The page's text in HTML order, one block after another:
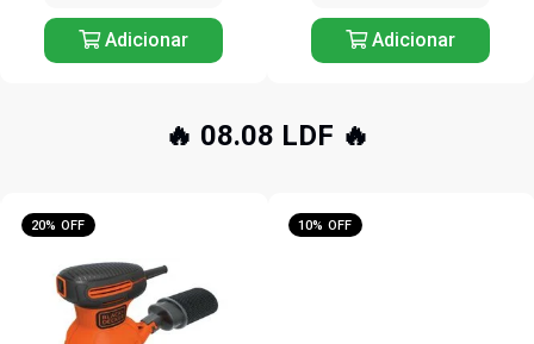
Adicionar Adicionar
🔥 08.08 LDF 🔥
20% OFF 10% OFF